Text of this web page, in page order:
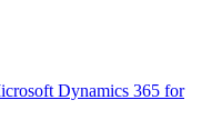
Dynamics 365 for